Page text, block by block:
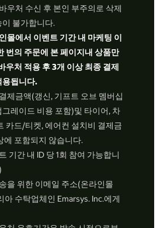
우처 수신 후 본인 부주의로 삭제
불가합니다.
몰에서 이벤트 기간 내 마케팅 이
번의 주문에 본 페이지내 상품만
우처 적용 후 3개 이상 최종 결제
용됩니다.
제금액(갱신, 기프트 오브 멤버십
레이드 비용 포함)및 타이어, 차
카드/티켓, 에어컨 설치비 결제금
에 포함되지 않습니다.
기간 내 ID 당 1회 참여 가능합니
을 위한 이메일 주소(온라인몰
아 수탁업체인 Emarsys. Inc.에게